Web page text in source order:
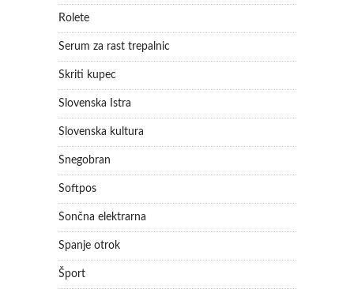
Rolete
Serum za rast trepalnic
Skriti kupec
Slovenska Istra
Slovenska kultura
Snegobran
Softpos
Sončna elektrarna
Spanje otrok
Šport